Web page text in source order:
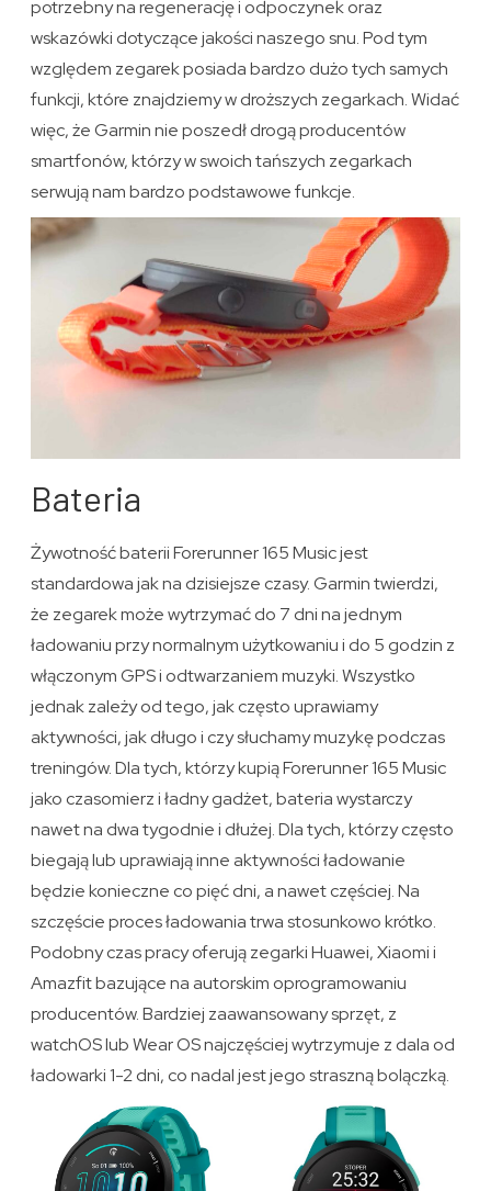
potrzebny na regenerację i odpoczynek oraz
wskazówki dotyczące jakości naszego snu. Pod tym
względem zegarek posiada bardzo dużo tych samych
funkcji, które znajdziemy w droższych zegarkach. Widać
więc, że Garmin nie poszedł drogą producentów
smartfonów, którzy w swoich tańszych zegarkach
serwują nam bardzo podstawowe funkcje.
Bateria
Żywotność baterii Forerunner 165 Music jest
standardowa jak na dzisiejsze czasy. Garmin twierdzi,
że zegarek może wytrzymać do 7 dni na jednym
ładowaniu przy normalnym użytkowaniu i do 5 godzin z
włączonym GPS i odtwarzaniem muzyki. Wszystko
jednak zależy od tego, jak często uprawiamy
aktywności, jak długo i czy słuchamy muzykę podczas
treningów. Dla tych, którzy kupią Forerunner 165 Music
jako czasomierz i ładny gadżet, bateria wystarczy
nawet na dwa tygodnie i dłużej. Dla tych, którzy często
biegają lub uprawiają inne aktywności ładowanie
będzie konieczne co pięć dni, a nawet częściej. Na
szczęście proces ładowania trwa stosunkowo krótko.
Podobny czas pracy oferują zegarki Huawei, Xiaomi i
Amazfit bazujące na autorskim oprogramowaniu
producentów. Bardziej zaawansowany sprzęt, z
watchOS lub Wear OS najczęściej wytrzymuje z dala od
ładowarki 1-2 dni, co nadal jest jego straszną bolączką.